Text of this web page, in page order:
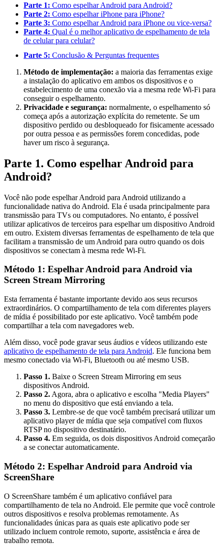
Parte 1: Como espelhar Android para Android?
Parte 2: Como espelhar iPhone para iPhone?
Parte 3: Como espelhar Android para iPhone ou vice-versa?
Parte 4: Qual é o melhor aplicativo de espelhamento de tela
de celular para celular?
Parte 5: Conclusão & Perguntas frequentes
Método de implementação: a maioria das ferramentas exige
a instalação do aplicativo em ambos os dispositivos e o
estabelecimento de uma conexão via a mesma rede Wi‑Fi para
conseguir o espelhamento.
Privacidade e segurança: normalmente, o espelhamento só
começa após a autorização explícita do remetente. Se um
dispositivo perdido ou desbloqueado for fisicamente acessado
por outra pessoa e as permissões forem concedidas, pode
haver um risco à segurança.
Parte 1. Como espelhar Android para
Android?
Você não pode espelhar Android para Android utilizando a
funcionalidade nativa do Android. Ela é usada principalmente para
transmissão para TVs ou computadores. No entanto, é possível
utilizar aplicativos de terceiros para espelhar um dispositivo Android
em outro. Existem diversas ferramentas de espelhamento de tela que
facilitam a transmissão de um Android para outro quando os dois
dispositivos se conectam à mesma rede Wi‑Fi.
Método 1: Espelhar Android para Android via
Screen Stream Mirroring
Esta ferramenta é bastante importante devido aos seus recursos
extraordinários. O compartilhamento de tela com diferentes players
de mídia é possibilitado por este aplicativo. Você também pode
compartilhar a tela com navegadores web.
Além disso, você pode gravar seus áudios e vídeos utilizando este
aplicativo de espelhamento de tela para Android. Ele funciona bem
mesmo conectado via Wi‑Fi, Bluetooth ou até mesmo USB.
Passo 1. Baixe o Screen Stream Mirroring em seus
dispositivos Android.
Passo 2. Agora, abra o aplicativo e escolha "Media Players"
no menu do dispositivo que está enviando a tela.
Passo 3. Lembre-se de que você também precisará utilizar um
aplicativo player de mídia que seja compatível com fluxos
RTSP no dispositivo destinatário.
Passo 4. Em seguida, os dois dispositivos Android começarão
a se conectar automaticamente.
Método 2: Espelhar Android para Android via
ScreenShare
O ScreenShare também é um aplicativo confiável para
compartilhamento de tela no Android. Ele permite que você controle
outros dispositivos e resolva problemas remotamente. As
funcionalidades únicas para as quais este aplicativo pode ser
utilizado incluem controle remoto, suporte, assistência e área de
trabalho remota.